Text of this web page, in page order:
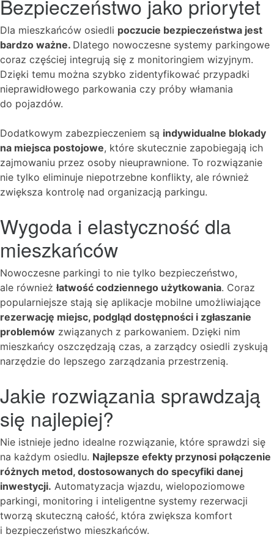
Bezpieczeństwo jako priorytet
Dla mieszkańców osiedli poczucie bezpieczeństwa jest
bardzo ważne. Dlatego nowoczesne systemy parkingowe
coraz częściej integrują się z monitoringiem wizyjnym.
Dzięki temu można szybko zidentyfikować przypadki
nieprawidłowego parkowania czy próby włamania
do pojazdów.
Dodatkowym zabezpieczeniem są indywidualne blokady
na miejsca postojowe, które skutecznie zapobiegają ich
zajmowaniu przez osoby nieuprawnione. To rozwiązanie
nie tylko eliminuje niepotrzebne konflikty, ale również
zwiększa kontrolę nad organizacją parkingu.
Wygoda i elastyczność dla
mieszkańców
Nowoczesne parkingi to nie tylko bezpieczeństwo,
ale również łatwość codziennego użytkowania. Coraz
popularniejsze stają się aplikacje mobilne umożliwiające
rezerwację miejsc, podgląd dostępności i zgłaszanie
problemów związanych z parkowaniem. Dzięki nim
mieszkańcy oszczędzają czas, a zarządcy osiedli zyskują
narzędzie do lepszego zarządzania przestrzenią.
Jakie rozwiązania sprawdzają
się najlepiej?
Nie istnieje jedno idealne rozwiązanie, które sprawdzi się
na każdym osiedlu. Najlepsze efekty przynosi połączenie
różnych metod, dostosowanych do specyfiki danej
inwestycji. Automatyzacja wjazdu, wielopoziomowe
parkingi, monitoring i inteligentne systemy rezerwacji
tworzą skuteczną całość, która zwiększa komfort
i bezpieczeństwo mieszkańców.